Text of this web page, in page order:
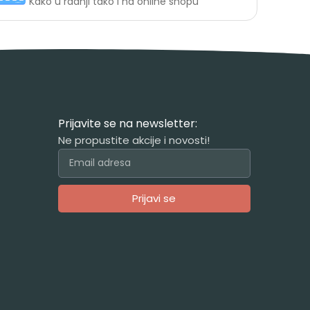
Prijavite se na newsletter:
Ne propustite akcije i novosti!
Prijavi se